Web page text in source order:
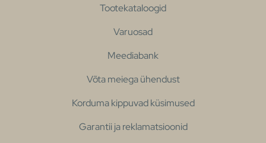
Tootekataloogid
Varuosad
Meediabank
Võta meiega ühendust
Korduma kippuvad küsimused
Garantii ja reklamatsioonid